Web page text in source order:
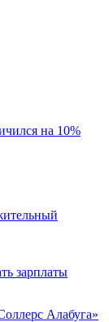
на 10%
зарплаты
Алабуга»